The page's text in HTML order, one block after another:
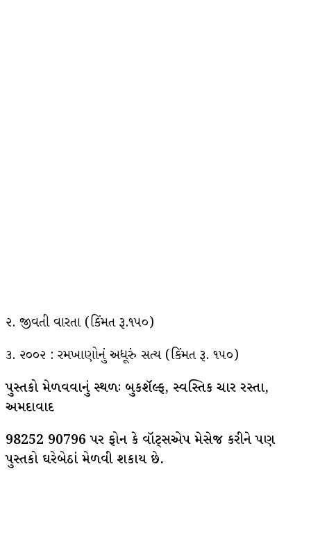
૨. જીવતી વારતા (કિંમત રૂ.૧૫૦)
૩. ૨૦૦૨ : રમખાણોનું અધૂરું સત્ય (કિંમત રૂ. ૧૫૦)
પુસ્તકો મેળવવાનું સ્થળઃ બુકશૅલ્ફ, સ્વસ્તિક ચાર રસ્તા,
અમદાવાદ
98252 90796 પર ફોન કે વૉટ્સએપ મેસેજ કરીને પણ
પુસ્તકો ઘરેબેઠાં મેળવી શકાય છે.